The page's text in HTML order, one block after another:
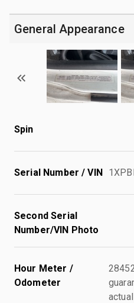
General Appearance
Spin
Serial Number / VIN
Second Serial
Number/VIN Photo
Hour Meter /
Odometer
actual